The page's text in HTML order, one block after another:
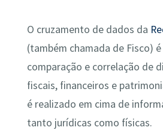
O cruzamento de dados da
(também chamada de Fisco)
comparação e correlação de
fiscais, financeiros e
é realizado em cima de
tanto jurídicas como físicas.